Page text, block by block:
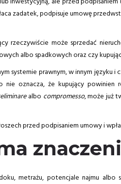
zadatek, podpisuje umowę
rzeczywiście może sprzedać
albo spadkowych oraz czy
systemie prawnym, w innym języku
oznacza, że kupujący powinien
albo compromesso, może już
przed podpisaniem umowy i
metrażu, potencjale najmu albo